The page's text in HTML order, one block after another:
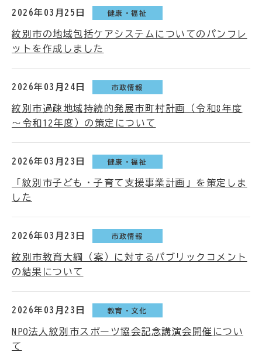
2026年03月25日 健康・福祉
紋別市の地域包括ケアシステムについてのパンフレ
ットを作成しました
2026年03月24日 市政情報
紋別市過疎地域持続的発展市町村計画（令和8年度
～令和12年度）の策定について
2026年03月23日 健康・福祉
「紋別市子ども・子育て支援事業計画」を策定しま
した
2026年03月23日 市政情報
紋別市教育大綱（案）に対するパブリックコメント
の結果について
2026年03月23日 教育・文化
NPO法人紋別市スポーツ協会記念講演会開催につい
て